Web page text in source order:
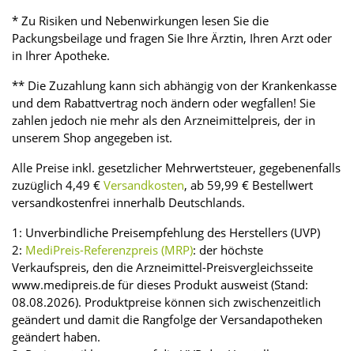
* Zu Risiken und Nebenwirkungen lesen Sie die
Packungsbeilage und fragen Sie Ihre Ärztin, Ihren Arzt oder
in Ihrer Apotheke.
** Die Zuzahlung kann sich abhängig von der Krankenkasse
und dem Rabattvertrag noch ändern oder wegfallen! Sie
zahlen jedoch nie mehr als den Arzneimittelpreis, der in
unserem Shop angegeben ist.
Alle Preise inkl. gesetzlicher Mehrwertsteuer, gegebenenfalls
zuzüglich 4,49 € Versandkosten, ab 59,99 € Bestellwert
versandkostenfrei innerhalb Deutschlands.
1: Unverbindliche Preisempfehlung des Herstellers (UVP)
2: MediPreis-Referenzpreis (MRP): der höchste
Verkaufspreis, den die Arzneimittel-Preisvergleichsseite
www.medipreis.de für dieses Produkt ausweist (Stand:
08.08.2026). Produktpreise können sich zwischenzeitlich
geändert und damit die Rangfolge der Versandapotheken
geändert haben.